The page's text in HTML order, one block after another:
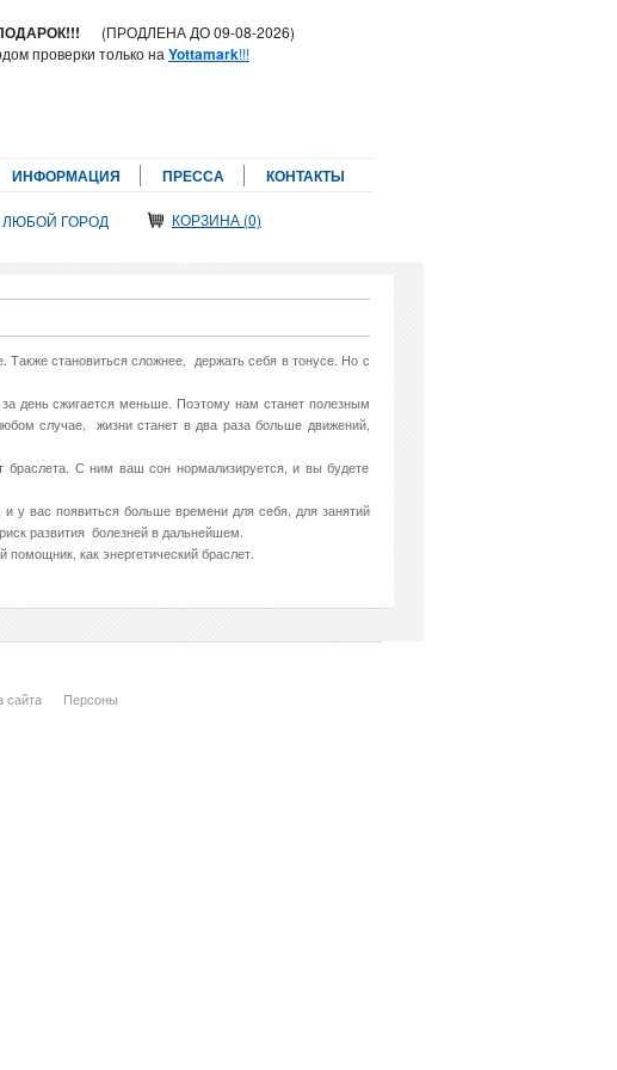
ПОДАРОК!!!
(ПРОДЛЕНА ДО 09-08-2026)
проверки только на Yottamark!!!
ИНФОРМАЦИЯ ПРЕССА КОНТАКТЫ
КОРЗИНА (0)
ГОРОД
Также становиться сложнее, держать себя в тонусе. Но с
день сжигается меньше. Поэтому нам станет полезным
случае, жизни станет в два раза больше движений,
С ним ваш сон нормализируется, и вы будете
у вас появиться больше времени для себя, для занятий
развития болезней в дальнейшем.
как энергетический браслет.
сайта Персоны